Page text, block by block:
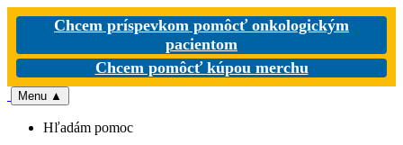
Chcem príspevkom pomôcť onkologickým
pacientom
Chcem pomôcť kúpou merchu
Menu ▲
Hľadám pomoc